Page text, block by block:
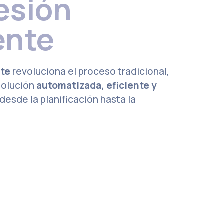
revoluciona el proceso tradicional,
automatizada, eficiente y
la planificación hasta la